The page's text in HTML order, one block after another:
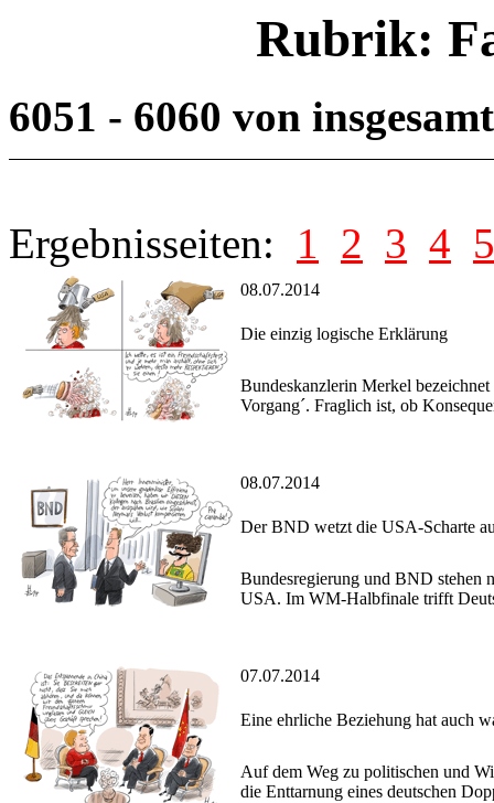
Rubrik:
6051 - 6060 von
Ergebnisseiten: 1 2 3 4 5
08.07.2014
Die einzig logische Erklärung
Bundeskanzlerin Merkel bezeichnet
Vorgang´. Fraglich ist, ob
08.07.2014
Der BND wetzt die USA-Scharte
Bundesregierung und BND stehen
USA. Im WM-Halbfinale trifft
07.07.2014
Eine ehrliche Beziehung hat auch
Auf dem Weg zu politischen und
die Enttarnung eines deutschen